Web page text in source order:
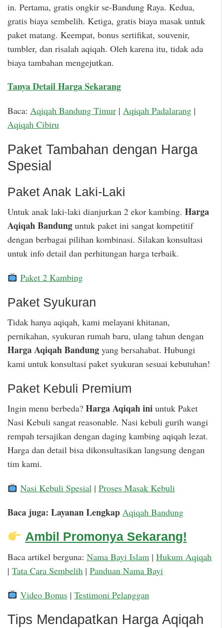
in. Pertama, gratis ongkir se-Bandung Raya. Kedua,
gratis biaya sembelih. Ketiga, gratis biaya masak untuk
paket matang. Keempat, bonus sertifikat, souvenir,
tumbler, dan risalah aqiqah. Oleh karena itu, tidak ada
biaya tambahan mengejutkan.
Tanya Detail Harga Sekarang
Baca: Aqiqah Bandung Timur | Aqiqah Padalarang |
Aqiqah Cibiru
Paket Tambahan dengan Harga
Spesial
Paket Anak Laki-Laki
Untuk anak laki-laki dianjurkan 2 ekor kambing. Harga
Aqiqah Bandung untuk paket ini sangat kompetitif
dengan berbagai pilihan kombinasi. Silakan konsultasi
untuk info detail dan perhitungan harga terbaik.
Paket 2 Kambing
Paket Syukuran
Tidak hanya aqiqah, kami melayani khitanan,
pernikahan, syukuran rumah baru, ulang tahun dengan
Harga Aqiqah Bandung yang bersahabat. Hubungi
kami untuk konsultasi paket syukuran sesuai kebutuhan!
Paket Kebuli Premium
Ingin menu berbeda? Harga Aqiqah ini untuk Paket
Nasi Kebuli sangat reasonable. Nasi kebuli gurih wangi
rempah tersajikan dengan daging kambing aqiqah lezat.
Harga dan detail bisa dikonsultasikan langsung dengan
tim kami.
Nasi Kebuli Spesial| Proses Masak Kebuli
Baca juga: Layanan Lengkap Aqiqah Bandung
Ambil Promonya Sekarang!
Baca artikel berguna: Nama Bayi Islam | Hukum Aqiqah
| Tata Cara Sembelih | Panduan Nama Bayi
Video Bonus| Testimoni Pelanggan
Tips Mendapatkan Harga Aqiqah